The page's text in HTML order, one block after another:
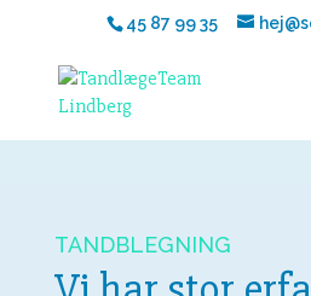
45 87 99 35
TANDBLEGNING